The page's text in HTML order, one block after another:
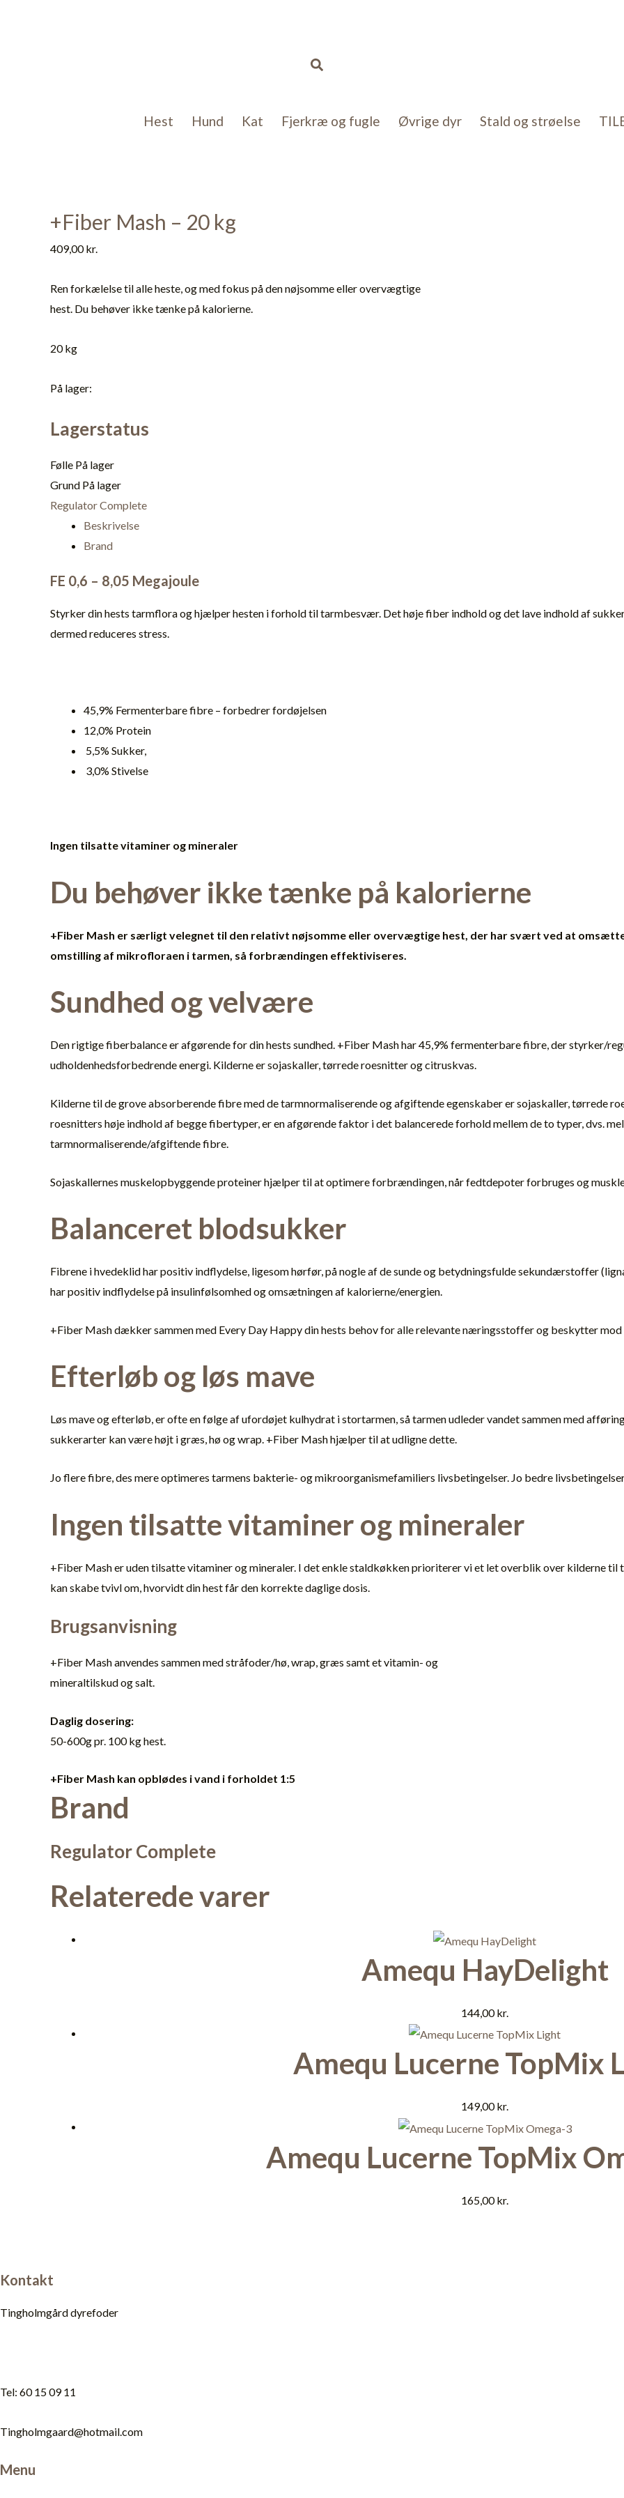
Søg
Hest Hund Kat Fjerkræ og fugle Øvrige dyr Stald og strøelse
+Fiber Mash – 20 kg
409,00kr.
Ren forkælelse til alle heste, og med fokus på den nøjsomme eller overvægtige
hest. Du behøver ikke tænke på kalorierne.
20 kg
På lager:
Lagerstatus
Følle På lager
Grund På lager
Regulator Complete
Beskrivelse
Brand
FE 0,6 – 8,05 Megajoule
Styrker din hests tarmflora og hjælper hesten i forhold til tarmbesvær. Det høje fiber indhold og det lave indhold af
dermed reduceres stress.
45,9% Fermenterbare fibre – forbedrer fordøjelsen
12,0% Protein
5,5% Sukker,
3,0% Stivelse
Ingen tilsatte vitaminer og mineraler
Du behøver ikke tænke på kalorierne
+Fiber Mash er særligt velegnet til den relativt nøjsomme eller overvægtige hest, der har svært ved at
omstilling af mikrofloraen i tarmen, så forbrændingen effektiviseres.
Sundhed og velvære
Den rigtige fiberbalance er afgørende for din hests sundhed. +Fiber Mash har 45,9% fermenterbare fibre, der styrker/
udholdenhedsforbedrende energi. Kilderne er sojaskaller, tørrede roesnitter og citruskvas.
Kilderne til de grove absorberende fibre med de tarmnormaliserende og afgiftende egenskaber er sojaskaller, tørrede
roesnitters høje indhold af begge fibertyper, er en afgørende faktor i det balancerede forhold mellem de to typer, dvs.
tarmnormaliserende/afgiftende fibre.
Sojaskallernes muskelopbyggende proteiner hjælper til at optimere forbrændingen, når fedtdepoter forbruges og
Balanceret blodsukker
Fibrene i hvedeklid har positiv indflydelse, ligesom hørfør, på nogle af de sunde og betydningsfulde sekundærstoffer
har positiv indflydelse på insulinfølsomhed og omsætningen af kalorierne/energien.
+Fiber Mash dækker sammen med Every Day Happy din hests behov for alle relevante næringsstoffer og beskytter
Efterløb og løs mave
Løs mave og efterløb, er ofte en følge af ufordøjet kulhydrat i stortarmen, så tarmen udleder vandet sammen med
sukkerarter kan være højt i græs, hø og wrap. +Fiber Mash hjælper til at udligne dette.
Jo flere fibre, des mere optimeres tarmens bakterie- og mikroorganismefamiliers livsbetingelser. Jo bedre
Ingen tilsatte vitaminer og mineraler
+Fiber Mash er uden tilsatte vitaminer og mineraler. I det enkle staldkøkken prioriterer vi et let overblik over kilderne
kan skabe tvivl om, hvorvidt din hest får den korrekte daglige dosis.
Brugsanvisning
+Fiber Mash anvendes sammen med stråfoder/hø, wrap, græs samt et vitamin- og
mineraltilskud og salt.
Daglig dosering:
50-600g pr. 100 kg hest.
+Fiber Mash kan opblødes i vand i forholdet 1:5
Brand
Regulator Complete
Relaterede varer
Amequ HayDelight
144,00kr.
Amequ Lucerne TopMix
149,00kr.
Amequ Lucerne TopMix
165,00kr.
Kontakt
Tingholmgård dyrefoder
Tel: 60 15 09 11
Tingholmgaard@hotmail.com
Menu